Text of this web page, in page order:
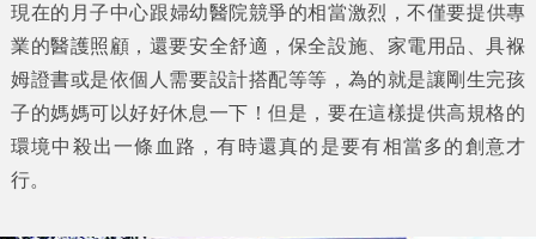
現在的 月子中心跟婦幼醫院競爭的相當激烈，不僅要提供專
業的醫護照顧，還要安全舒適，保全設施、家電用品、具褓
姆證書或是依個人需要設計搭配等等，為的就是讓剛生完孩
子的媽媽可以好好休息一下！但是，要在這樣提供高規格的
環境中殺出一條血路，有時還真的是要有相當多的創意才
行。